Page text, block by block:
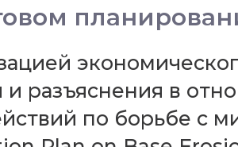
разъяснения в
по борьбе с